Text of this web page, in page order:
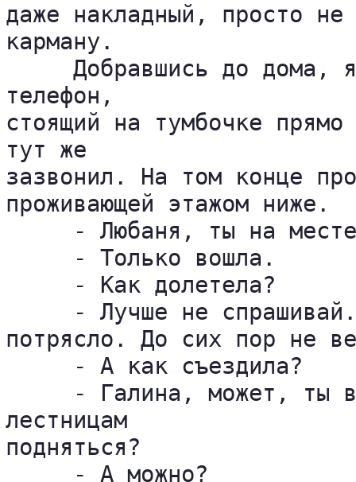
даже накладный, просто
карману.
Добравшись до дома,
телефон,
стоящий на тумбочке
тут же
зазвонил. На том конце
проживающей этажом ниже.
- Любаня, ты на
     - Только вошла.
     - Как долетела?
- Лучше не
потрясло. До сих пор не
     - А как съездила?
- Галина, может, ты
лестницам
подняться?
     - А можно?